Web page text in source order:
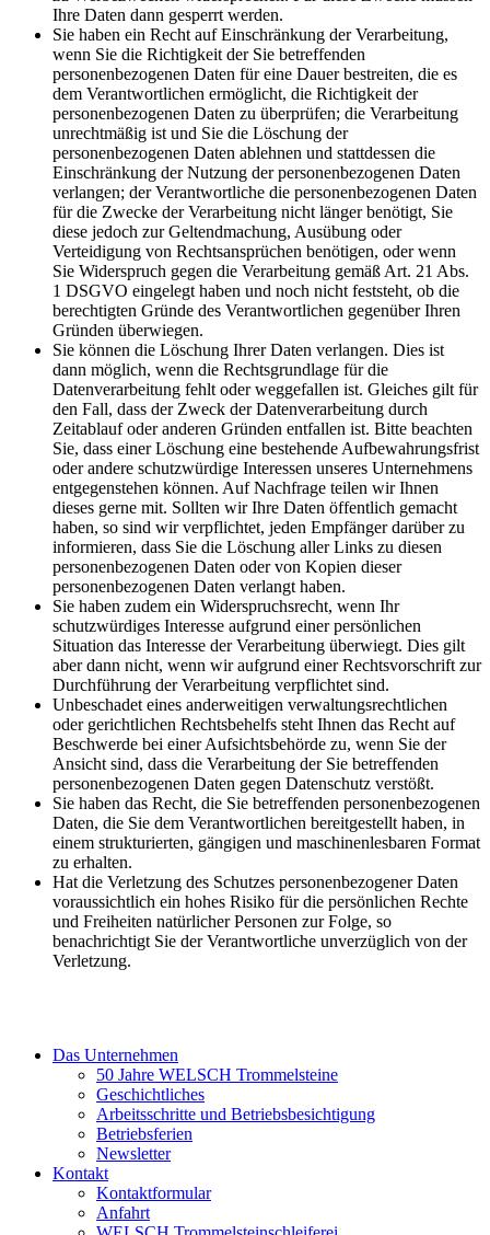
Ihre Daten dann gesperrt werden.
Sie haben ein Recht auf Einschränkung der Verarbeitung,
wenn Sie die Richtigkeit der Sie betreffenden
personenbezogenen Daten für eine Dauer bestreiten, die es
dem Verantwortlichen ermöglicht, die Richtigkeit der
personenbezogenen Daten zu überprüfen; die Verarbeitung
unrechtmäßig ist und Sie die Löschung der
personenbezogenen Daten ablehnen und stattdessen die
Einschränkung der Nutzung der personenbezogenen Daten
verlangen; der Verantwortliche die personenbezogenen Daten
für die Zwecke der Verarbeitung nicht länger benötigt, Sie
diese jedoch zur Geltendmachung, Ausübung oder
Verteidigung von Rechtsansprüchen benötigen, oder wenn
Sie Widerspruch gegen die Verarbeitung gemäß Art. 21 Abs.
1 DSGVO eingelegt haben und noch nicht feststeht, ob die
berechtigten Gründe des Verantwortlichen gegenüber Ihren
Gründen überwiegen.
Sie können die Löschung Ihrer Daten verlangen. Dies ist
dann möglich, wenn die Rechtsgrundlage für die
Datenverarbeitung fehlt oder weggefallen ist. Gleiches gilt für
den Fall, dass der Zweck der Datenverarbeitung durch
Zeitablauf oder anderen Gründen entfallen ist. Bitte beachten
Sie, dass einer Löschung eine bestehende Aufbewahrungsfrist
oder andere schutzwürdige Interessen unseres Unternehmens
entgegenstehen können. Auf Nachfrage teilen wir Ihnen
dieses gerne mit. Sollten wir Ihre Daten öffentlich gemacht
haben, so sind wir verpflichtet, jeden Empfänger darüber zu
informieren, dass Sie die Löschung aller Links zu diesen
personenbezogenen Daten oder von Kopien dieser
personenbezogenen Daten verlangt haben.
Sie haben zudem ein Widerspruchsrecht, wenn Ihr
schutzwürdiges Interesse aufgrund einer persönlichen
Situation das Interesse der Verarbeitung überwiegt. Dies gilt
aber dann nicht, wenn wir aufgrund einer Rechtsvorschrift zur
Durchführung der Verarbeitung verpflichtet sind.
Unbeschadet eines anderweitigen verwaltungsrechtlichen
oder gerichtlichen Rechtsbehelfs steht Ihnen das Recht auf
Beschwerde bei einer Aufsichtsbehörde zu, wenn Sie der
Ansicht sind, dass die Verarbeitung der Sie betreffenden
personenbezogenen Daten gegen Datenschutz verstößt.
Sie haben das Recht, die Sie betreffenden personenbezogenen
Daten, die Sie dem Verantwortlichen bereitgestellt haben, in
einem strukturierten, gängigen und maschinenlesbaren Format
zu erhalten.
Hat die Verletzung des Schutzes personenbezogener Daten
voraussichtlich ein hohes Risiko für die persönlichen Rechte
und Freiheiten natürlicher Personen zur Folge, so
benachrichtigt Sie der Verantwortliche unverzüglich von der
Verletzung.
Das Unternehmen
50 Jahre WELSCH Trommelsteine
Geschichtliches
Arbeitsschritte und Betriebsbesichtigung
Betriebsferien
Newsletter
Kontakt
Kontaktformular
Anfahrt